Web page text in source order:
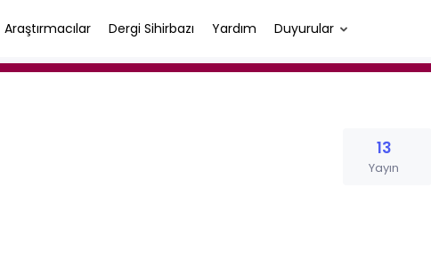
Araştırmacılar Dergi Sihirbazı Yardım Duyurular
13
Yayın